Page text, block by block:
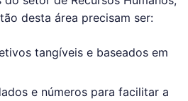
desta área precisam ser:
tangíveis e baseados em
e números para facilitar a